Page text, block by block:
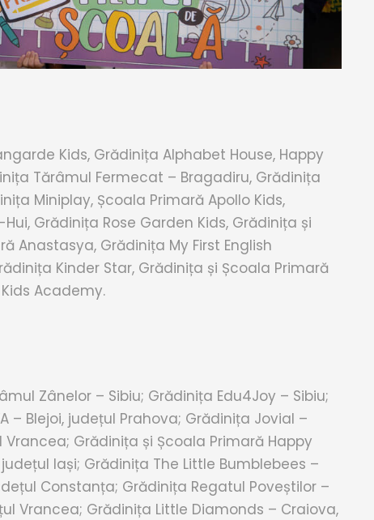
Kids, Grădinița Alphabet House, Happy
Tărâmul Fermecat – Bragadiru, Grădinița
Miniplay, Școala Primară Apollo Kids,
Grădinița Rose Garden Kids, Grădinița și
Anastasya, Grădinița My First English
Kinder Star, Grădinița și Școala Primară
Academy.
Zânelor – Sibiu; Grădinița Edu4Joy – Sibiu;
– Blejoi, județul Prahova; Grădinița Jovial –
Vrancea; Grădinița și Școala Primară Happy
județul Iași; Grădinița The Little Bumblebees –
Constanța; Grădinița Regatul Poveștilor –
Vrancea; Grădinița Little Diamonds – Craiova,